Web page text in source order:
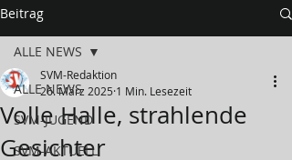
Beitrag
ALLE NEWS
SVM-JUGEND
SVM-AKTUELL
ALLE NEWS
Volle Halle, strahlende
Gesichter
SVM-Redaktion
26. März 2025 1 Min. Lesezeit